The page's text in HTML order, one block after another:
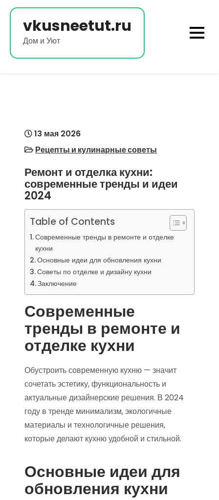
Перейти
содержимому
vkusneetut.ru
Дом и Уют
13 мая 2026
Рецепты и кулинарные советы
Ремонт и отделка кухни:
современные тренды и идеи
2024
Table of Contents
Современные тренды в ремонте и отделке
кухни
Основные идеи для обновления кухни
Советы по отделке и дизайну кухни
Заключение
Современные
тренды в ремонте и
отделке кухни
Обустроить современную кухню — значит
сочетать эстетику, функциональность и
актуальные дизайнерские решения. В 2024
году в тренде минимализм, экологичные
материалы и технологичные решения,
которые делают кухню удобной и стильной.
Основные идеи для
обновления кухни